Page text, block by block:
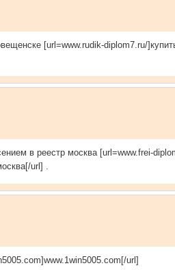
[url=www.rudik-diplom7.ru/
в реестр москва [url=www.frei-
url] .
url]